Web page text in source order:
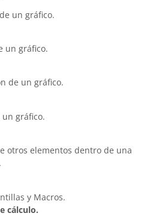
un gráfico.
un gráfico.
de un gráfico.
un gráfico.
otros elementos dentro de una
y Macros.
cálculo.